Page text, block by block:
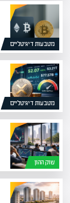
מטבעות דיגיטליים
מטבעות דיגיטליים
שוק ההון